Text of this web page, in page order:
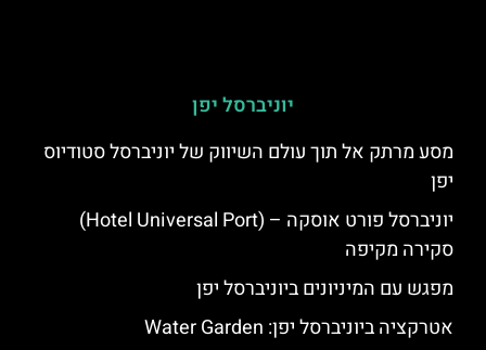
יוניברסל יפן
מסע מרתק אל תוך עולם השיווק של יוניברסל סטודיוס
יפן
יוניברסל פורט אוסקה – (Hotel Universal Port)
סקירה מקיפה
מפגש עם המיניונים ביוניברסל יפן
אטרקציה ביוניברסל יפן: Water Garden